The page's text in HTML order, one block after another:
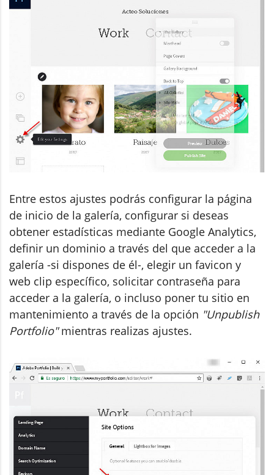
Entre estos ajustes podrás configurar la página
de inicio de la galería, configurar si deseas
obtener estadísticas mediante Google Analytics,
definir un dominio a través del que acceder a la
galería -si dispones de él-, elegir un favicon y
web clip específico, solicitar contraseña para
acceder a la galería, o incluso poner tu sitio en
mantenimiento a través de la opción "Unpublish
Portfolio"mientras realizas ajustes.